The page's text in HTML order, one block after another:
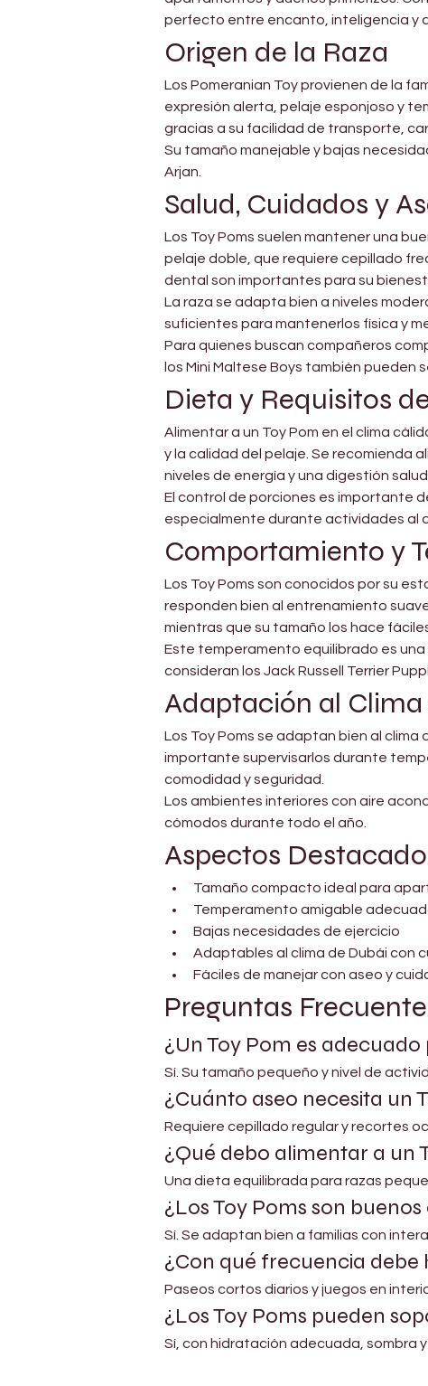
perfecto entre encanto, inteligencia y
Origen de la Raza
Los Pomeranian Toy provienen de la
expresión alerta, pelaje esponjoso y
gracias a su facilidad de transporte,
Su tamaño manejable y bajas
Arjan.
Salud, Cuidados y
Los Toy Poms suelen mantener una
pelaje doble, que requiere cepillado
dental son importantes para su
La raza se adapta bien a niveles
suficientes para mantenerlos física y
Para quienes buscan compañeros
los Mini Maltese Boys también pueden
Dieta y Requisitos
Alimentar a un Toy Pom en el clima
y la calidad del pelaje. Se recomienda
niveles de energía y una digestión
El control de porciones es importante
especialmente durante actividades al
Comportamiento y
Los Toy Poms son conocidos por su
responden bien al entrenamiento
mientras que su tamaño los hace
Este temperamento equilibrado es
consideran los Jack Russell Terrier
Adaptación al
Los Toy Poms se adaptan bien al
importante supervisarlos durante
comodidad y seguridad.
Los ambientes interiores con aire
cómodos durante todo el año.
Aspectos
Tamaño compacto ideal para
Temperamento amigable
Bajas necesidades de ejercicio
Adaptables al clima de Dubái con
Fáciles de manejar con aseo y
Preguntas
¿Un Toy Pom es
Sí. Su tamaño pequeño y nivel de
¿Cuánto aseo necesita un
Requiere cepillado regular y recortes
¿Qué debo alimentar a un
Una dieta equilibrada para razas
¿Los Toy Poms son
Sí. Se adaptan bien a familias con
¿Con qué frecuencia debe
Paseos cortos diarios y juegos en
¿Los Toy Poms pueden
Sí, con hidratación adecuada, sombra